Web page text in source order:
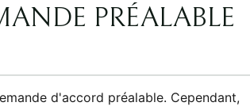
PRÉALABLE
d'accord préalable. Cependant,